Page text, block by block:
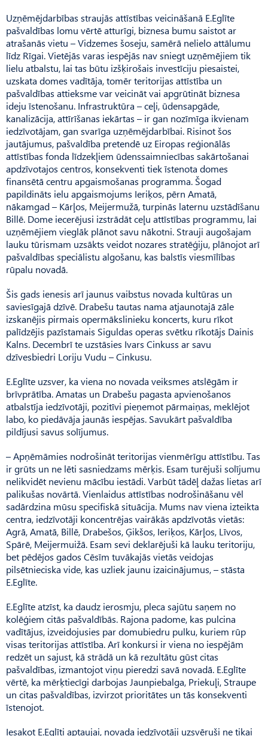
Uzņēmējdarbības straujās attīstības veicināšanā E.Eglīte
pašvaldības lomu vērtē atturīgi, biznesa bumu saistot ar
atrašanās vietu – Vidzemes šoseju, samērā nelielo attālumu
līdz Rīgai. Vietējās varas iespējās nav sniegt uzņēmējiem tik
lielu atbalstu, lai tas būtu izšķirošais investīciju piesaistei,
uzskata domes vadītāja, tomēr teritorijas attīstība un
pašvaldības attieksme var veicināt vai apgrūtināt biznesa
ideju īstenošanu. Infrastruktūra – ceļi, ūdensapgāde,
kanalizācija, attīrīšanas iekārtas – ir gan nozīmīga ikvienam
iedzīvotājam, gan svarīga uzņēmējdarbībai. Risinot šos
jautājumus, pašvaldība pretendē uz Eiropas reģionālās
attīstības fonda līdzekļiem ūdenssaimniecības sakārtošanai
apdzīvotajos centros, konsekventi tiek īstenota domes
finansētā centru apgaismošanas programma. Šogad
papildināts ielu apgaismojums Ieriķos, pērn Amatā,
nākamgad – Kārļos, Meijermužā, turpinās laternu uzstādīšanu
Billē. Dome iecerējusi izstrādāt ceļu attīstības programmu, lai
uzņēmējiem vieglāk plānot savu nākotni. Strauji augošajam
lauku tūrismam uzsākts veidot nozares stratēģiju, plānojot arī
pašvaldības speciālistu algošanu, kas balstīs viesmīlības
rūpalu novadā.
Šis gads ienesis arī jaunus vaibstus novada kultūras un
saviesīgajā dzīvē. Drabešu tautas nama atjaunotajā zāle
izskanējis pirmais opermākslinieku koncerts, kuru rīkot
palīdzējis pazīstamais Siguldas operas svētku rīkotājs Dainis
Kalns. Decembrī te uzstāsies Ivars Cinkuss ar savu
dzīvesbiedri Loriju Vudu – Cinkusu.
E.Eglīte uzsver, ka viena no novada veiksmes atslēgām ir
brīvprātība. Amatas un Drabešu pagasta apvienošanos
atbalstīja iedzīvotāji, pozitīvi pieņemot pārmaiņas, meklējot
labo, ko piedāvāja jaunās iespējas. Savukārt pašvaldība
pildījusi savus solījumus.
– Apņēmāmies nodrošināt teritorijas vienmērīgu attīstību. Tas
ir grūts un ne lēti sasniedzams mērķis. Esam turējuši solījumu
nelikvidēt nevienu mācību iestādi. Varbūt tādēļ dažas lietas arī
palikušas novārtā. Vienlaidus attīstības nodrošināšanu vēl
sadārdzina mūsu specifiskā situācija. Mums nav viena izteikta
centra, iedzīvotāji koncentrējas vairākās apdzīvotās vietās:
Agrā, Amatā, Billē, Drabešos, Ģikšos, Ieriķos, Kārļos, Līvos,
Spārē, Meijermuižā. Esam sevi deklarējuši kā lauku teritoriju,
bet pēdējos gados Cēsīm tuvākajās vietās veidojas
pilsētnieciska vide, kas uzliek jaunu izaicinājumus, – stāsta
E.Eglīte.
E.Eglīte atzīst, ka daudz ierosmju, pleca sajūtu saņem no
kolēģiem citās pašvaldībās. Rajona padome, kas pulcina
vadītājus, izveidojusies par domubiedru pulku, kuriem rūp
visas teritorijas attīstība. Arī konkursi ir viena no iespējām
redzēt un sajust, kā strādā un kā rezultātu gūst citas
pašvaldības, izmantojot viņu pieredzi savā novadā. E.Eglīte
vērtē, ka mērķtiecīgi darbojas Jaunpiebalga, Priekuļi, Straupe
un citas pašvaldības, izvirzot prioritātes un tās konsekventi
īstenojot.
Iesakot E.Eglīti aptaujai, novada iedzīvotāji uzsvēruši ne tikai